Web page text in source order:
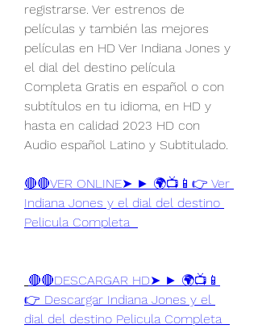
registrarse. Ver estrenos de
películas y también las mejores
películas en HD Ver Indiana Jones y
el dial del destino película
Completa Gratis en español o con
subtítulos en tu idioma, en HD y
hasta en calidad 2023 HD con
Audio español Latino y Subtitulado.
🔴🔴VER ONLINE➤ ► 🌍📺📱👉 Ver
Indiana Jones y el dial del destino
Pelicula Completa
🔴🔴DESCARGAR HD➤ ► 🌍📺📱
👉 Descargar Indiana Jones y el
dial del destino Pelicula Completa